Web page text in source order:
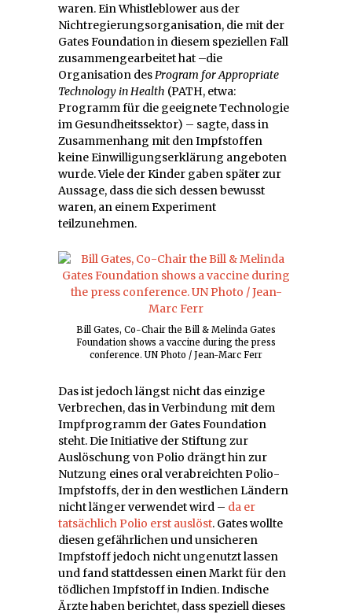
waren. Ein Whistleblower aus der
Nichtregierungsorganisation, die mit der
Gates Foundation in diesem speziellen Fall
zusammengearbeitet hat –die
Organisation desProgram for Appropriate
Technology in Health (PATH, etwa:
Programm für die geeignete Technologie
im Gesundheitssektor) – sagte, dass in
Zusammenhang mit den Impfstoffen
keine Einwilligungserklärung angeboten
wurde. Viele der Kinder gaben später zur
Aussage, dass die sich dessen bewusst
waren, an einem Experiment
teilzunehmen.
Bill Gates, Co-Chair the Bill & Melinda Gates
Foundation shows a vaccine during the press
conference. UN Photo / Jean-Marc Ferr
Das ist jedoch längst nicht das einzige
Verbrechen, das in Verbindung mit dem
Impfprogramm der Gates Foundation
steht. Die Initiative der Stiftung zur
Auslöschung von Polio drängt hin zur
Nutzung eines oral verabreichten Polio-
Impfstoffs, der in den westlichen Ländern
nicht länger verwendet wird – da er
tatsächlich Polio erst auslöst. Gates wollte
diesen gefährlichen und unsicheren
Impfstoff jedoch nicht ungenutzt lassen
und fand stattdessen einen Markt für den
tödlichen Impfstoff in Indien. Indische
Ärzte haben berichtet, dass speziell dieses